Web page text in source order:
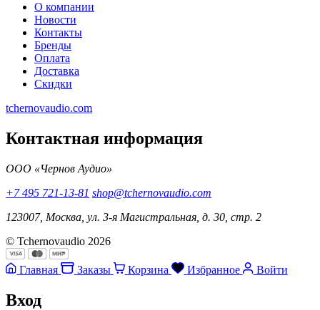
О компании
Новости
Контакты
Бренды
Оплата
Доставка
Скидки
tchernovaudio.com
Контактная информация
ООО «Чернов Аудио»
+7 495 721-13-81 shop@tchernovaudio.com
123007, Москва, ул. 3-я Магистральная, д. 30, стр. 2
© Tchernovaudio 2026
Главная Заказы Корзина Избранное Войти
Вход